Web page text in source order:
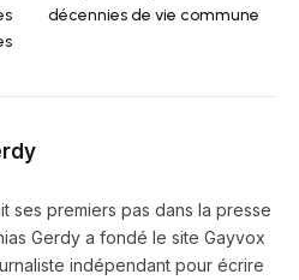
décennies de vie commune
ses premiers pas dans la presse
Gerdy a fondé le site Gayvox
indépendant pour écrire